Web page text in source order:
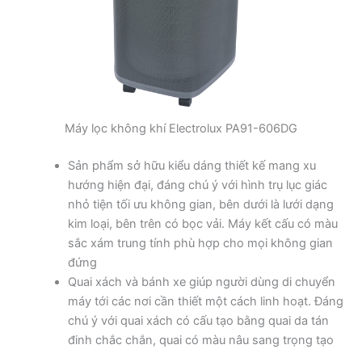
Máy lọc không khí Electrolux PA91-606DG
Sản phẩm sở hữu kiểu dáng thiết kế mang xu
hướng hiện đại, đáng chú ý với hình trụ lục giác
nhỏ tiện tối ưu không gian, bên dưới là lưới dạng
kim loại, bên trên có bọc vải. Máy kết cấu có màu
sắc xám trung tính phù hợp cho mọi không gian
đứng
Quai xách và bánh xe giúp người dùng di chuyển
máy tới các nơi cần thiết một cách linh hoạt. Đáng
chú ý với quai xách có cấu tạo bằng quai da tán
đinh chắc chắn, quai có màu nâu sang trọng tạo